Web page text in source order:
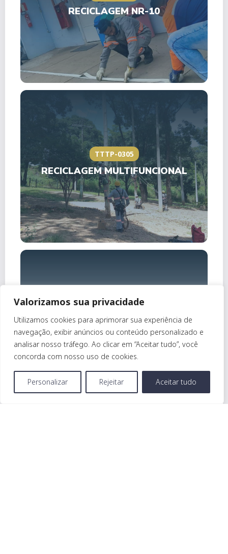
Valorizamos sua privacidade
Utilizamos cookies para aprimorar sua experiência de
navegação, exibir anúncios ou conteúdo personalizado e
analisar nosso tráfego. Ao clicar em “Aceitar tudo”, você
concorda com nosso uso de cookies.
Personalizar Rejeitar Aceitar tudo
RECICLAGEM NR-10
TTTP-0305
RECICLAGEM MULTIFUNCIONAL
RECICLAGEM NR-10/NR-35
aqui.